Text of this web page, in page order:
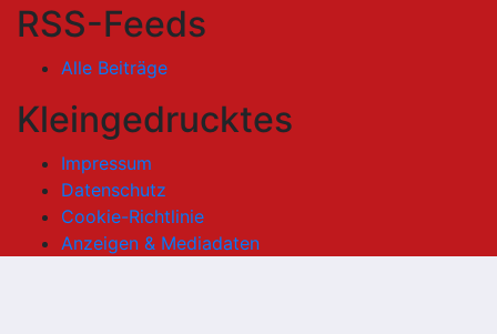
RSS-Feeds
Alle Beiträge
Kleingedrucktes
Impressum
Datenschutz
Cookie-Richtlinie
Anzeigen & Mediadaten